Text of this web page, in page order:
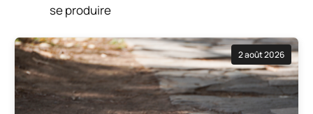
se produire
2 août 2026